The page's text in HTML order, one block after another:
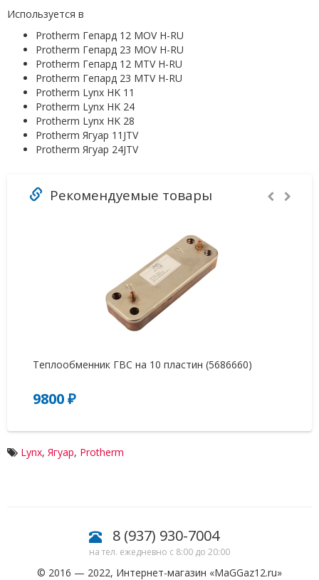
Используется в
Protherm Гепард 12 MOV H-RU
Protherm Гепард 23 MOV H-RU
Protherm Гепард 12 MTV H-RU
Protherm Гепард 23 MTV H-RU
Protherm Lynx HK 11
Protherm Lynx HK 24
Protherm Lynx HK 28
Protherm Ягуар 11JTV
Protherm Ягуар 24JTV
Рекомендуемые товары
Теплообменник ГВС на 10 пластин (5686660)
9800 ₽
Lynx, Ягуар, Protherm
8 (937) 930-7004
на тел. ежедневно с 8:00 до 20:00
© 2016 — 2022, Интернет-магазин «MaGGaz12.ru»